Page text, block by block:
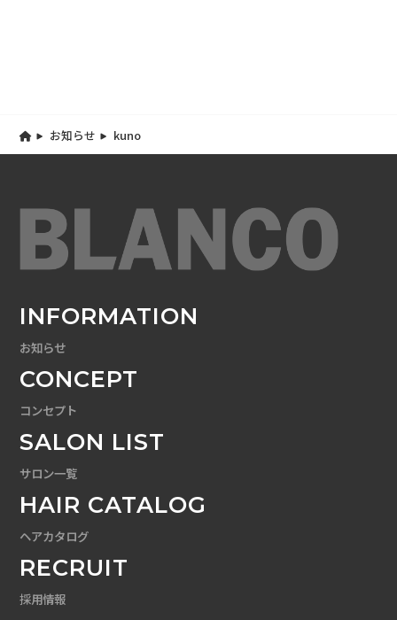
お知らせ kuno
INFORMATION
お知らせ
CONCEPT
コンセプト
SALON LIST
サロン一覧
HAIR CATALOG
ヘアカタログ
RECRUIT
採用情報